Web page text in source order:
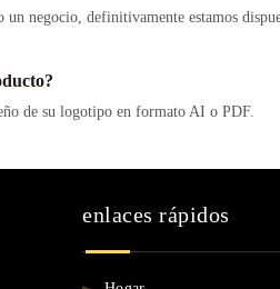
negocio, definitivamente estamos
de su logotipo en formato AI o PDF.
enlaces rápidos